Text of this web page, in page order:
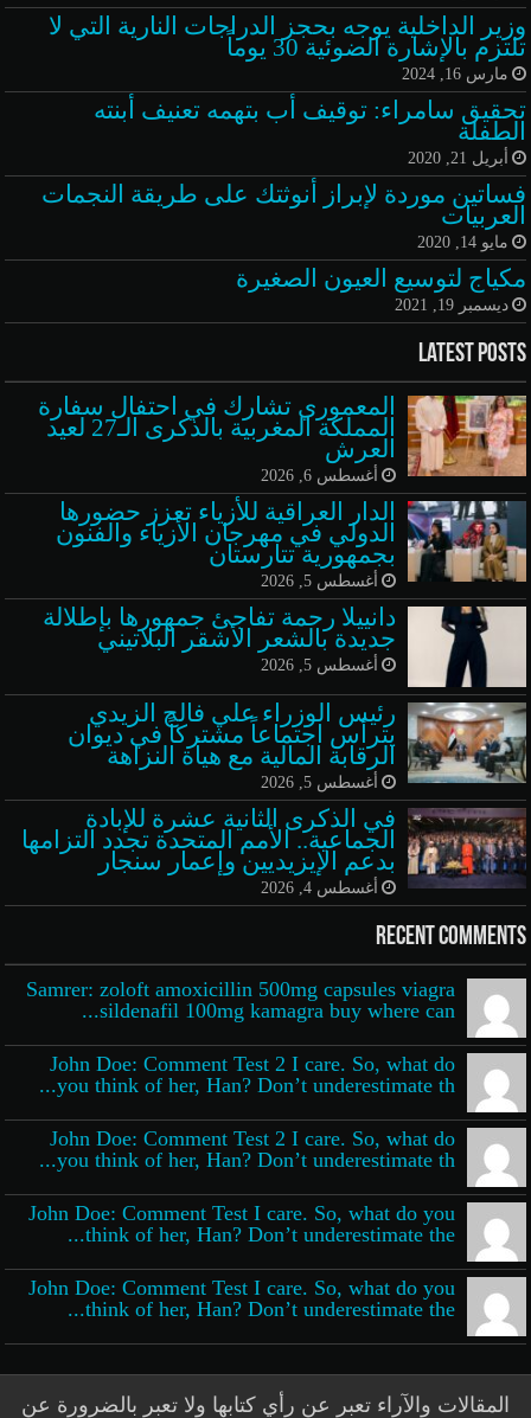
وزير الداخلية يوجه بحجز الدراجات النارية التي لا
تلتزم بالإشارة الضوئية 30 يوماً
مارس 16, 2024
تحقيق سامراء: توقيف أب بتهمه تعنيف أبنته
الطفلة
أبريل 21, 2020
فساتين موردة لإبراز أنوثتك على طريقة النجمات
العربيات
مايو 14, 2020
مكياج لتوسيع العيون الصغيرة
ديسمبر 19, 2021
Latest Posts
المعموري تشارك في احتفال سفارة
المملكة المغربية بالذكرى الـ27 لعيد
العرش
أغسطس 6, 2026
الدار العراقية للأزياء تعزز حضورها
الدولي في مهرجان الأزياء والفنون
بجمهورية تتارستان
أغسطس 5, 2026
دانييلا رحمة تفاجئ جمهورها بإطلالة
جديدة بالشعر الأشقر البلاتيني
أغسطس 5, 2026
رئيس الوزراء علي فالح الزيدي
يترأس اجتماعاً مشتركاً في ديوان
الرقابة المالية مع هيأة النزاهة
أغسطس 5, 2026
في الذكرى الثانية عشرة للإبادة
الجماعية.. الأمم المتحدة تجدد التزامها
بدعم الإيزيديين وإعمار سنجار
أغسطس 4, 2026
Recent Comments
Samrer: zoloft amoxicillin 500mg capsules viagra
sildenafil 100mg kamagra buy where can...
John Doe: Comment Test 2 I care. So, what do
you think of her, Han? Don’t underestimate th...
John Doe: Comment Test 2 I care. So, what do
you think of her, Han? Don’t underestimate th...
John Doe: Comment Test I care. So, what do you
think of her, Han? Don’t underestimate the...
John Doe: Comment Test I care. So, what do you
think of her, Han? Don’t underestimate the...
المقالات والآراء تعبر عن رأي كتابها ولا تعبر بالضرورة عن